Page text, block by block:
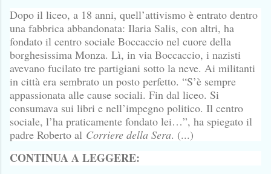
Dopo il liceo, a 18 anni, quell’attivismo è entrato dentro
una fabbrica abbandonata: Ilaria Salis, con altri, ha
fondato il centro sociale Boccaccio nel cuore della
borghesissima Monza. Lì, in via Boccaccio, i nazisti
avevano fucilato tre partigiani sotto la neve. Ai militanti
in città era sembrato un posto perfetto. “S’è sempre
appassionata alle cause sociali. Fin dal liceo. Si
consumava sui libri e nell’impegno politico. Il centro
sociale, l’ha praticamente fondato lei…”, ha spiegato il
padre Roberto al Corriere della Sera. (...)
CONTINUA A LEGGERE: